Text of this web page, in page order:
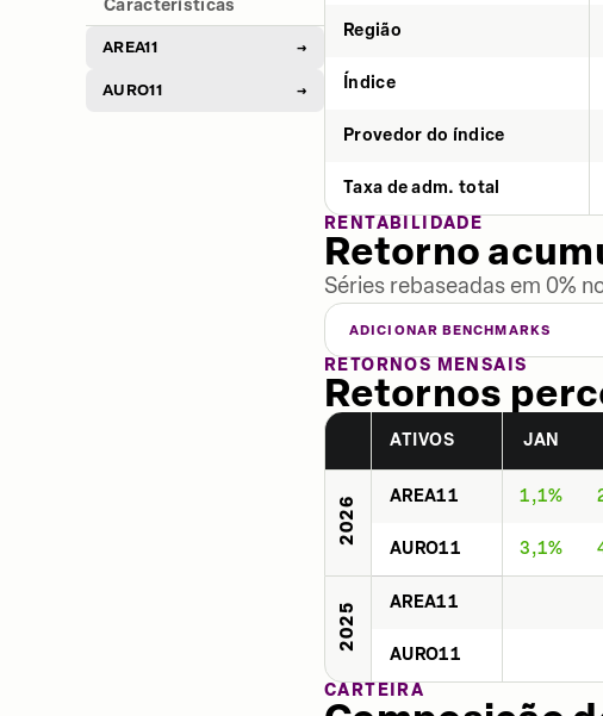
Características
AREA11 →
AURO11 →
Região
Índice
Provedor do índice
Taxa de adm. total
RENTABILIDADE
Retorno
Séries rebaseadas em 0%
ADICIONAR BENCHMARKS
RETORNOS MENSAIS
Retornos
ATIVOS JAN
2026 AREA11 1,1%
AURO11 3,1%
2025 AREA11
AURO11
CARTEIRA